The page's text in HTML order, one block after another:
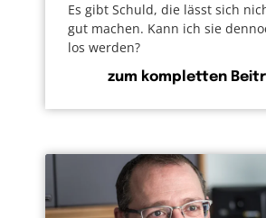
Es gibt Schuld, die lässt sich
gut machen. Kann ich sie
los werden?
zum kompletten